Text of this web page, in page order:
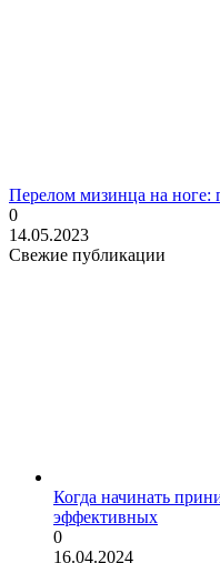
Перелом мизинца на
0
14.05.2023
Свежие публикации
Когда начинать
эффективных
0
16.04.2024